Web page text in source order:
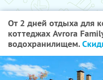
От 2 дней отдыха для
коттеджах Avrora
водохранилищем.